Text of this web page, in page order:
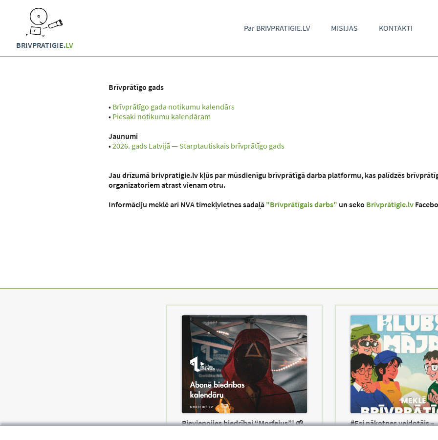
BRIVPRATIGIE.LV
Par BRIVPRATIGIE.LV MISIJAS KONTAKTI
Brīvprātīgo gads
• Brīvprātīgo gada notikumu kalendārs
• Piesaki notikumu kalendāram
Jaunumi
•2026. gads Latvijā — Starptautiskais brīvprātīgo gads
Jau drīzumā brivpratigie.lv kļūs par mūsdienīgu brīvprātīgā darba platformu, kas palīdzēs
organizatoriem atrast vienam otru.
Informāciju meklē arī NVA tīmekļvietnes sadaļā "Brīvprātīgais darbs" un seko Brīvprātīgie.lv
Pievienojies biedrībai “Morfejus”! 🌱
#Esi nākotnes veidotājs –